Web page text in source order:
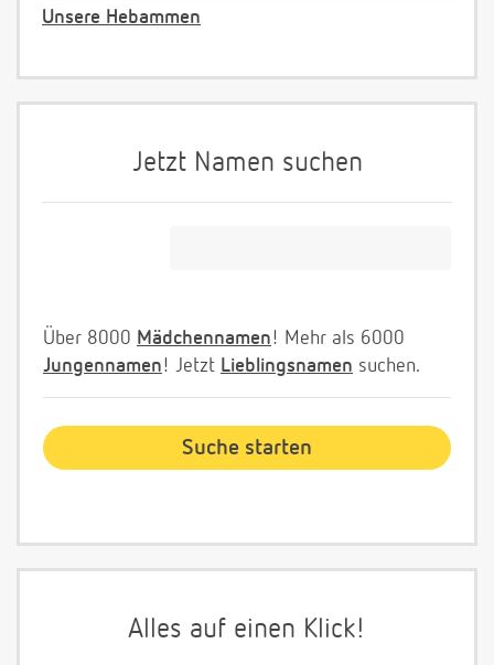
Unsere Hebammen
Jetzt Namen suchen
Über 8000 Mädchennamen! Mehr als 6000
Jungennamen! Jetzt Lieblingsnamen suchen.
Alles auf einen Klick!